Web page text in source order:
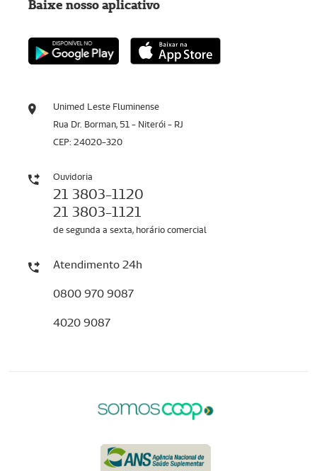
Unimed Leste Fluminense
Rua Dr. Borman, 51 - Niterói - RJ
CEP: 24020-320
Ouvidoria
21 3803-1120
21 3803-1121
de segunda a sexta, horário comercial
Atendimento 24h
0800 970 9087
4020 9087
Baixe nosso aplicativo